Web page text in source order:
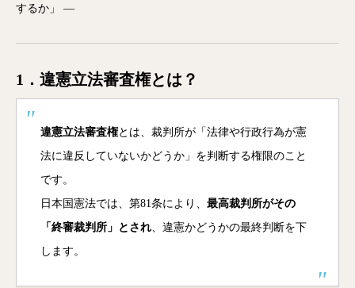
するか」 ―
1．違憲立法審査権とは？
違憲立法審査権とは、裁判所が「法律や行政行為が憲
法に違反していないかどうか」を判断する権限のこと
です。
日本国憲法では、第81条により、 最高裁判所がその
「終審裁判所」とされ、違憲かどうかの最終判断を下
します。